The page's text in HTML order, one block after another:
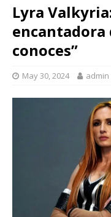
Lyra
encantadora
conoces”
May 30, 2024 admin